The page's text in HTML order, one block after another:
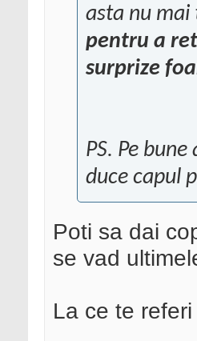
asta nu mai
pentru a
surprize
PS. Pe
duce capul
Poti sa dai
se vad
La ce te